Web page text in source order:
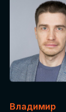
Владимир